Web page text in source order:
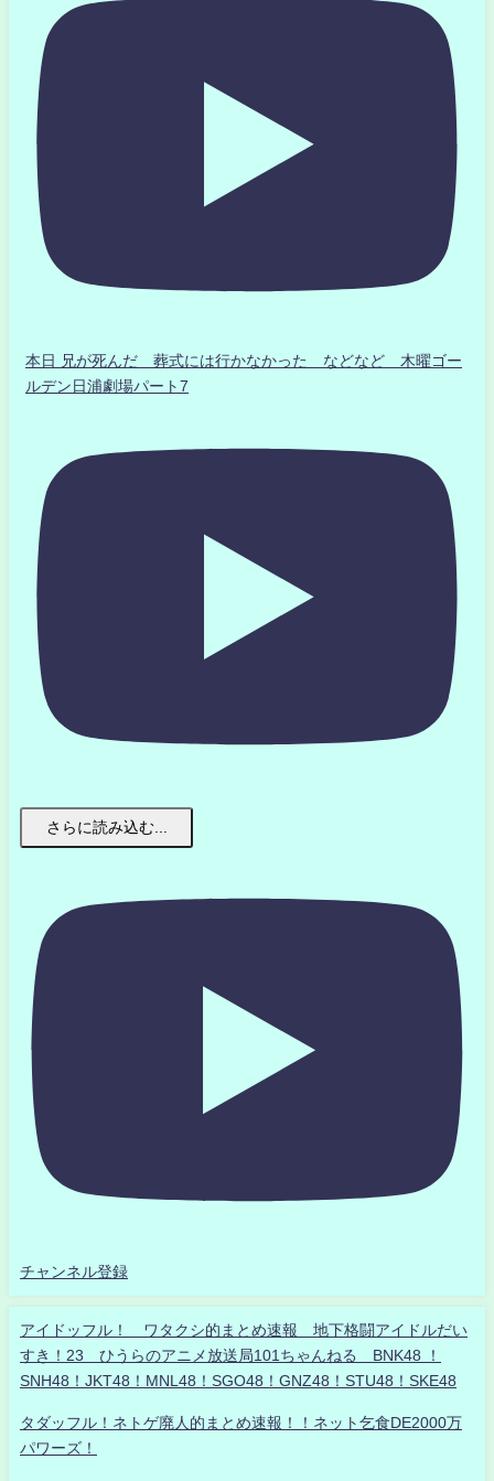
本日 兄が死んだ 葬式には行かなかった などなど 木曜ゴー
ルデン日浦劇場パート7
さらに読み込む...
チャンネル登録
アイドッフル！ ワタクシ的まとめ速報 地下格闘アイドルだい
すき！23 ひうらのアニメ放送局101ちゃんねる BNK48 ！
SNH48！JKT48！MNL48！SGO48！GNZ48！STU48！SKE48
タダッフル！ネトゲ廃人的まとめ速報！！ネット乞食DE2000万
パワーズ！